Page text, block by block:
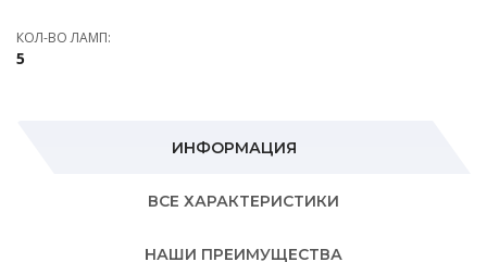
КОЛ-ВО ЛАМП:
5
ИНФОРМАЦИЯ
ВСЕ ХАРАКТЕРИСТИКИ
НАШИ ПРЕИМУЩЕСТВА